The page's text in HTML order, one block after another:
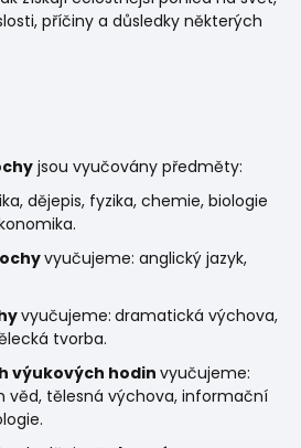
příčiny a důsledky některých
jsou vyučovány předměty:
dějepis, fyzika, chemie, biologie
vyučujeme: anglický jazyk,
vyučujeme: dramatická výchova,
tvorba.
výukových hodin vyučujeme:
věd, tělesná výchova, informační